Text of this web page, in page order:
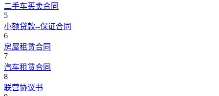
二手车买卖合同
5
小额贷款--保证合同
6
房屋租赁合同
7
汽车租赁合同
8
联营协议书